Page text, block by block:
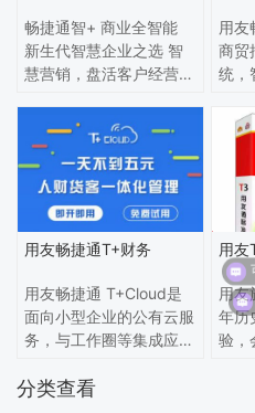
畅捷通智+ 商业全智能
新生代智慧企业之选 智
慧营销，盘活客户经营；
错；智能财务，理清票财
税
用友
商贸
统，
管
用友畅捷通T+财务
用友畅捷通 T+Cloud是
面向小型企业的公有云服
务，与工作圈等集成应
一体化的解决方案，满足
用
用
年历
验，
软
面
分类查看